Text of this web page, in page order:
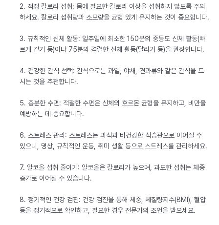
2. 적정 칼로리 섭취: 몸에 필요한 칼로리 이상을 섭취하지 않도록 주의
하세요. 칼로리 섭취량과 소모량을 균형 있게 유지하는 것이 중요합니다.
3. 규칙적인 신체 활동: 일주일에 최소한 150분의 중등도 신체 활동(빠
르게 걷기 등)이나 75분의 격렬한 신체 활동(달리기 등)을 권장합니다.
4. 건강한 간식 선택: 간식으로는 과일, 야채, 견과류와 같은 간식을 드
시는 것을 추천합니다.
5. 충분한 수면: 적절한 수면은 신체의 호르몬 균형을 유지하고, 비만을
예방하는 데 중요합니다.
6. 스트레스 관리: 스트레스는 과식과 비건강한 식습관으로 이어질 수
있으니, 명상, 규칙적인 운동, 취미 생활 등으로 스트레스를 관리하세요.
7. 알코올 섭취 줄이기: 알코올은 칼로리가 높으며, 과도한 섭취는 체중
증가로 이어질 수 있습니다.
8. 정기적인 건강 검진: 건강 검진을 통해 체중, 체질량지수(BMI), 혈압
등을 정기적으로 확인하고, 필요한 경우 전문가의 조언을 받으세요.